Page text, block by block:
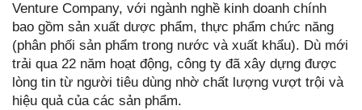
Venture Company, với ngành nghề kinh doanh chính
bao gồm sản xuất dược phẩm, thực phẩm chức năng
(phân phối sản phẩm trong nước và xuất khẩu). Dù mới
trải qua 22 năm hoạt động, công ty đã xây dựng được
lòng tin từ người tiêu dùng nhờ chất lượng vượt trội và
hiệu quả của các sản phẩm.